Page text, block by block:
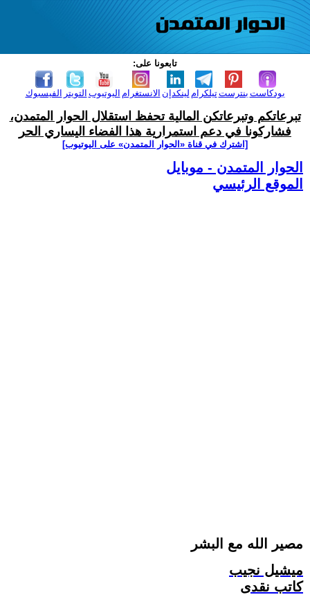
تابعونا على:
الفيسبوك التويتر اليوتيوب الانستغرام لينكدإن تيلكرامبنترست بودكاست
تبرعاتكم وتبرعاتكن المالية تحفظ استقلال الحوار المتمدن،
فشاركونا في دعم استمرارية هذا الفضاء اليساري الحر
[اشترك في قناة ‫«الحوار المتمدن» على اليوتيوب]
الحوار المتمدن - موبايل
الموقع الرئيسي
مصير الله مع البشر
ميشيل نجيب
كاتب نقدى